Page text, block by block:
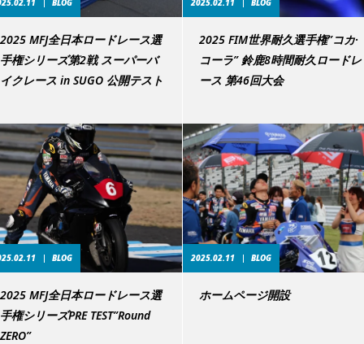
BLOG
2025 MFJ全日本ロードレース選
手権シリーズ第2戦 スーパーバ
イクレース in SUGO 公開テスト
2025.02.11 BLOG
2025 FIM世界耐久選手権”コカ·
コーラ” 鈴鹿8時間耐久ロードレ
ース 第46回大会
BLOG
2025 MFJ全日本ロードレース選
手権シリーズPRE TEST”Round
ZERO”
2025.02.11 BLOG
ホームページ開設